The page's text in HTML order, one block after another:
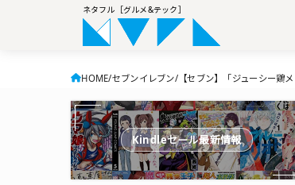
ネタフル［グルメ&テック］
HOME セブンイレブン 【セブン】「ジューシー鶏
Kindleセール最新情報